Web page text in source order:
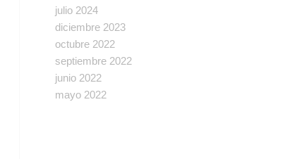
julio 2024
diciembre 2023
octubre 2022
septiembre 2022
junio 2022
mayo 2022